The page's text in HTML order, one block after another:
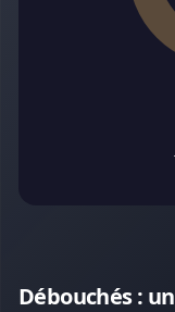
Débouchés :